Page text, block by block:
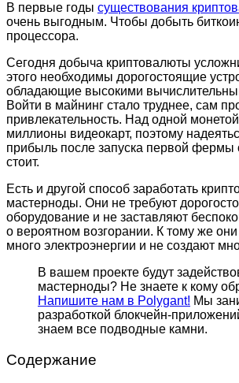
В первые годы существования
очень выгодным. Чтобы добыть
процессора.
Сегодня добыча криптовалюты
этого необходимы дорогостоящие
обладающие высокими
Войти в майнинг стало труднее, сам
привлекательность. Над одной монетой
миллионы видеокарт, поэтому
прибыль после запуска первой фермы
стоит.
Есть и другой способ заработать
мастерноды. Они не требуют
оборудование и не заставляют
о вероятном возгорании. К тому же
много электроэнергии и не создают
В вашем проекте будут
мастерноды? Не знаете к кому
Напишите нам в Polygant! Мы
разработкой блокчейн-
знаем все подводные камни.
Содержание